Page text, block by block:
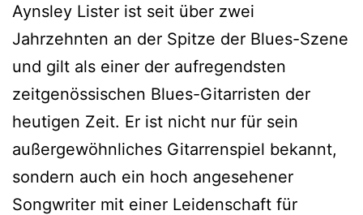
Aynsley Lister ist seit über zwei
Jahrzehnten an der Spitze der Blues-Szene
und gilt als einer der aufregendsten
zeitgenössischen Blues-Gitarristen der
heutigen Zeit. Er ist nicht nur für sein
außergewöhnliches Gitarrenspiel bekannt,
sondern auch ein hoch angesehener
Songwriter mit einer Leidenschaft für